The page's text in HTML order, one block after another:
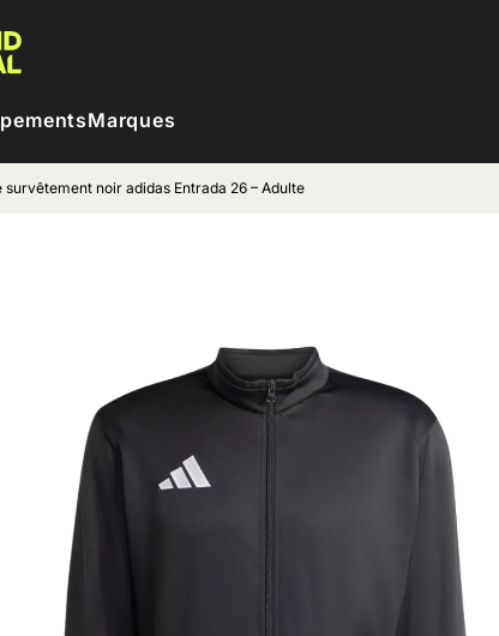
Marques
survêtement noir adidas Entrada 26 – Adulte